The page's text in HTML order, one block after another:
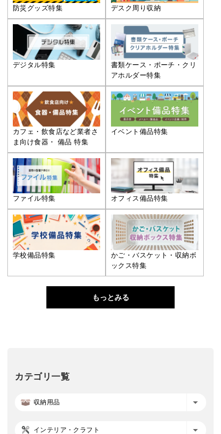
防災グッズ特集 デスク周り収納
デジタル特集
書類ケース・ポーチ・クリ
アホルダー特集
カフェ・飲食店など業者さ
ま向け食器・ 備品 特集
イベント備品特集
ファイル特集 オフィス備品特集
学校備品特集
かご・バスケット・収納ボ
ックス特集
もっとみる
カテゴリ一覧
収納用品
インテリア・クラフト